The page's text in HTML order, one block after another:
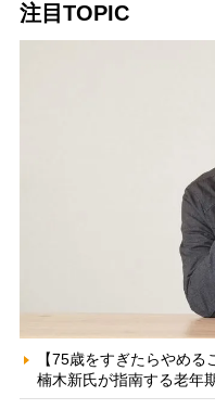
注目TOPIC
【75歳をすぎたらやめ
楠木新氏が指南する老年